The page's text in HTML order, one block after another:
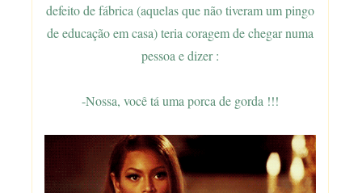
defeito de fábrica (aquelas que não tiveram um pingo
de educação em casa) teria coragem de chegar numa
pessoa e dizer :
-Nossa, você tá uma porca de gorda !!!